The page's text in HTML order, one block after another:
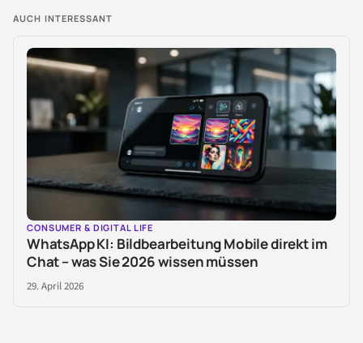
AUCH INTERESSANT
CONSUMER & DIGITAL LIFE
WhatsApp KI: Bildbearbeitung Mobile direkt im
Chat – was Sie 2026 wissen müssen
29. April 2026